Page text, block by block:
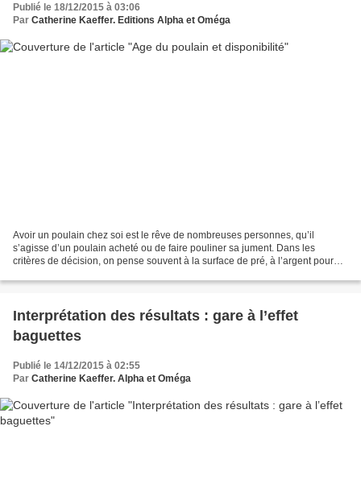
Publié le 18/12/2015 à 03:06
Par Catherine Kaeffer. Editions Alpha et Oméga
Avoir un poulain chez soi est le rêve de nombreuses personnes, qu’il
s’agisse d’un poulain acheté ou de faire pouliner sa jument. Dans les
critères de décision, on pense souvent à la surface de pré, à l’argent pour
Interprétation des résultats : gare à l’effet
baguettes
Publié le 14/12/2015 à 02:55
Par Catherine Kaeffer. Alpha et Oméga